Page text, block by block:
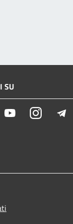
SU
YoutubeInstagram